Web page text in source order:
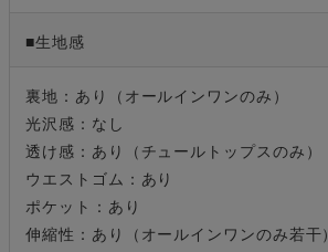
■生地感
裏地：あり（オールインワンのみ）
光沢感：なし
透け感：あり（チュールトップスのみ）
ウエストゴム：あり
ポケット：あり
伸縮性：あり（オールインワンのみ若干）